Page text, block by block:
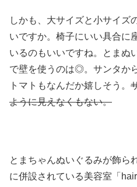
しかも、大サイズと小サイズ
いですか。椅子にいい具合に
いるのもいいですね。とまぬ
で壁を使うのは◎。サンタか
トマトもなんだか嬉しそう。
ように見えなくもない。
とまちゃんぬいぐるみが飾ら
に併設されている美容室「